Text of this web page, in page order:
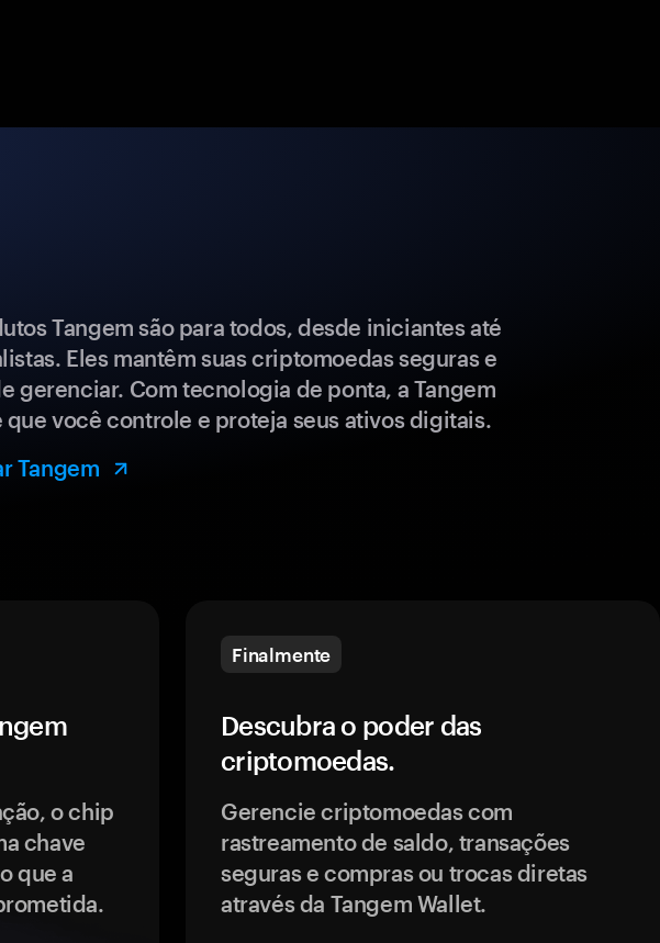
Tangem são para todos, desde iniciantes até
Eles mantêm suas criptomoedas seguras e
gerenciar. Com tecnologia de ponta, a Tangem
que você controle e proteja seus ativos digitais.
Tangem
o chip
chave
que a
Finalmente
Descubra o poder das
criptomoedas.
Gerencie criptomoedas com
rastreamento de saldo, transações
seguras e compras ou trocas diretas
através da Tangem Wallet.